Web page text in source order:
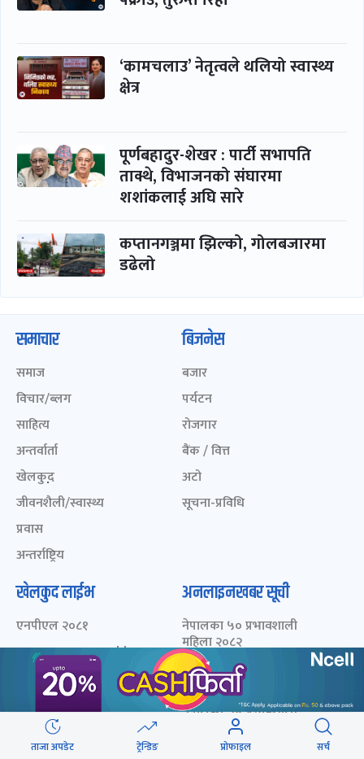
‘कामचलाउ’ नेतृत्वले थलियो स्वास्थ्य
क्षेत्र
पूर्णबहादुर-शेखर : पार्टी सभापति
ताक्थे, विभाजनको संघारमा
शशांकलाई अघि सारे
कप्तानगञ्जमा झिल्को, गोलबजारमा
डढेलो
ताजा अपडेट ट्रेन्डिङ प्रोफाइल सर्च
समाचार
समाज
विचार/ब्लग
साहित्य
अन्तर्वार्ता
खेलकुद़़
जीवनशैली/स्वास्थ्य
प्रवास
अन्तर्राष्ट्रिय
बिजनेस
बजार
पर्यटन
रोजगार
बैंक / वित्त
अटो
सूचना-प्रविधि
खेलकुद लाईभ
एनपीएल २०८१
ICC Men T20 World Cup
2024
IPL 2024
Aaha RARA Pokhara
gold cup
अनलाइनखबर सूची
नेपालका ५० प्रभावशाली
महिला २०८२
नेपालका ५० प्रभावशाली
महिला २०८१
नेपालका ५० प्रभावशाली
महिला २०८०
चालीस मुनिका चालीस- २०८३